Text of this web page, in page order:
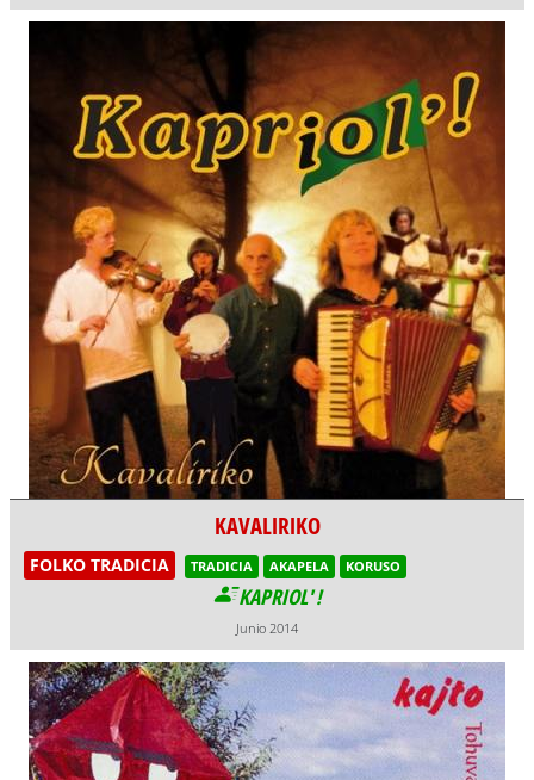
KAVALIRIKO
FOLKO TRADICIA TRADICIA AKAPELA KORUSO
KAPRIOL' !
Junio 2014